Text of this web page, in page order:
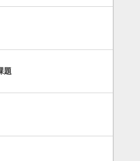
題